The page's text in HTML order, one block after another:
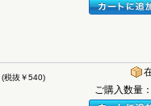
(税抜￥540)
ご購入数量：